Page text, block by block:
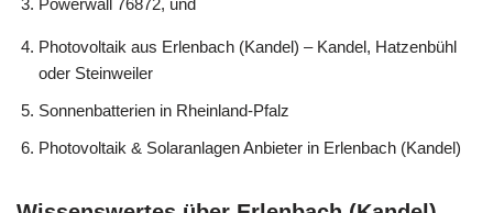
Rohrbach und Kandel, Steinweiler, Hatzenbühl
Powerwall 76872, und
Sonnenbatterien in Rheinland-Pfalz